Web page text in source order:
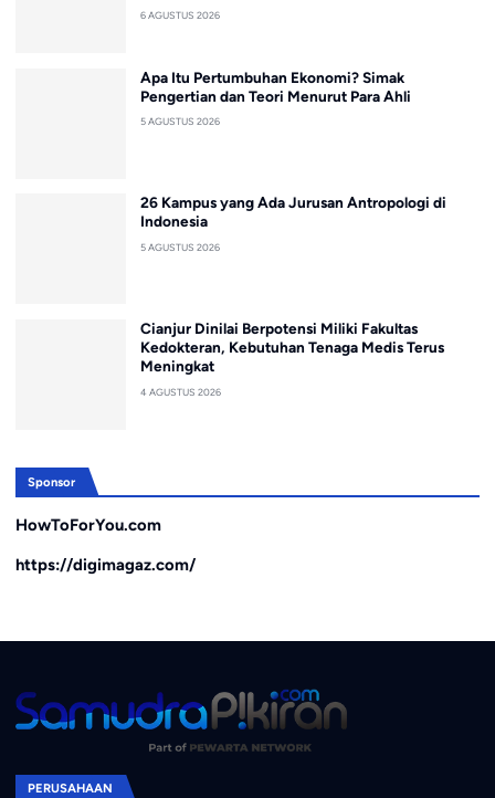
6 AGUSTUS 2026
Apa Itu Pertumbuhan Ekonomi? Simak
Pengertian dan Teori Menurut Para Ahli
5 AGUSTUS 2026
26 Kampus yang Ada Jurusan Antropologi di
Indonesia
5 AGUSTUS 2026
Cianjur Dinilai Berpotensi Miliki Fakultas
Kedokteran, Kebutuhan Tenaga Medis Terus
Meningkat
4 AGUSTUS 2026
Sponsor
HowToForYou.com
https://digimagaz.com/
PERUSAHAAN